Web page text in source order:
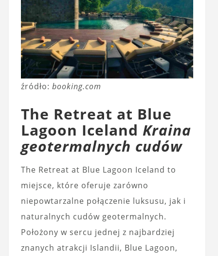
źródło: booking.com
The Retreat at Blue
Lagoon Iceland Kraina
geotermalnych cudów
The Retreat at Blue Lagoon Iceland to
miejsce, które oferuje zarówno
niepowtarzalne połączenie luksusu, jak i
naturalnych cudów geotermalnych.
Położony w sercu jednej z najbardziej
znanych atrakcji Islandii, Blue Lagoon,